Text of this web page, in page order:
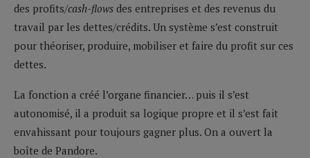
des profits/cash-flows des entreprises et des revenus du
travail par les dettes/crédits. Un système s’est construit
pour théoriser, produire, mobiliser et faire du profit sur ces
dettes.
La fonction a créé l’organe financier… puis il s’est
autonomisé, il a produit sa logique propre et il s’est fait
envahissant pour toujours gagner plus. On a ouvert la
boîte de Pandore.